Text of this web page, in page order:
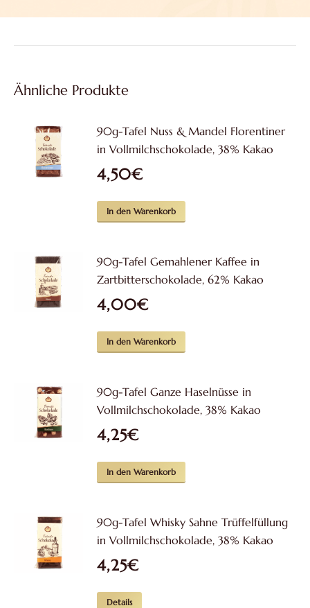
Ähnliche Produkte
90g-Tafel Nuss & Mandel Florentiner
in Vollmilchschokolade, 38% Kakao
4,50€
In den Warenkorb
90g-Tafel Gemahlener Kaffee in
Zartbitterschokolade, 62% Kakao
4,00€
In den Warenkorb
90g-Tafel Ganze Haselnüsse in
Vollmilchschokolade, 38% Kakao
4,25€
In den Warenkorb
90g-Tafel Whisky Sahne Trüffelfüllung
in Vollmilchschokolade, 38% Kakao
4,25€
Details